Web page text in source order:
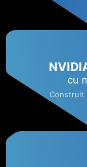
cu
Construit